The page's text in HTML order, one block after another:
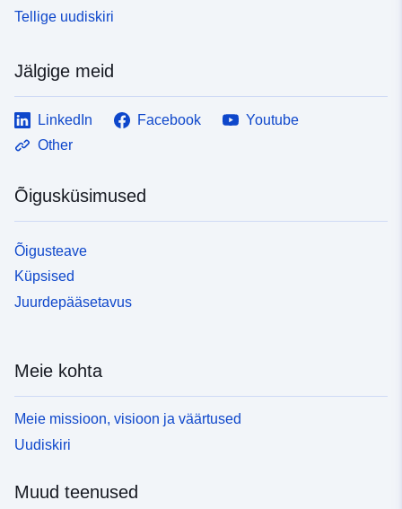
Tellige uudiskiri
Jälgige meid
LinkedIn Facebook
Youtube
Other
Õigusküsimused
Õigusteave
Küpsised
Juurdepääsetavus
Meie kohta
Meie missioon, visioon ja väärtused
Uudiskiri
Muud teenused